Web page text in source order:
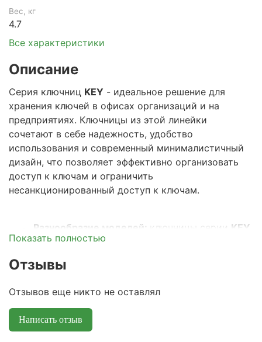
Вес, кг
4.7
Все характеристики
Описание
Серия ключниц KEY - идеальное решение для
хранения ключей в офисах организаций и на
предприятиях. Ключницы из этой линейки
сочетают в себе надежность, удобство
использования и современный минималистичный
дизайн, что позволяет эффективно организовать
доступ к ключам и ограничить
несанкционированный доступ к ключам.
Разнообразие моделей:
KEY
представлены в различных моделях с разным
Это позволяет подобрать изделие под любые
массовой систематизации десятков и сотен
комплектов ключей.
Надежный замок:
Показать полностью
Отзывы
Отзывов еще никто не оставлял
Написать отзыв